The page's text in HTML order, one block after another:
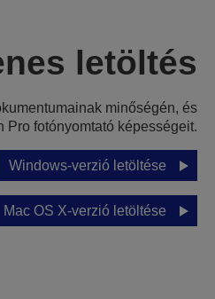
letöltés
minőségén, és
Pro fotónyomtató képességeit.
Windows-verzió letöltése
Mac OS X-verzió letöltése